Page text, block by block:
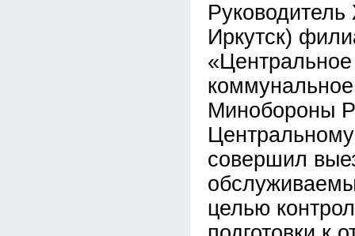
Иркутск)
Минобороны
совершил
целью